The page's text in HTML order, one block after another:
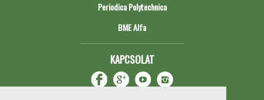
Periodica Polytechnica
BME Alfa
KAPCSOLAT